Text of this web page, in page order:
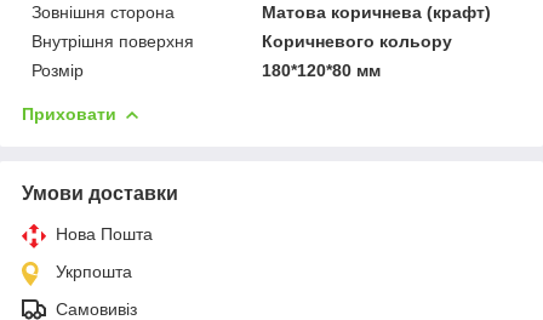
Зовнішня сторона
Матова коричнева (крафт)
Внутрішня поверхня
Коричневого кольору
Розмір
180*120*80 мм
Приховати
Умови доставки
Нова Пошта
Укрпошта
Самовивіз